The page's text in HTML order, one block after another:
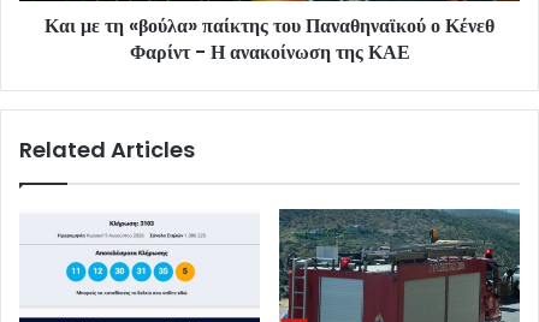
Και με τη «βούλα» παίκτης του Παναθηναϊκού ο Κένεθ
Φαρίντ - Η ανακοίνωση της ΚΑΕ
Related Articles